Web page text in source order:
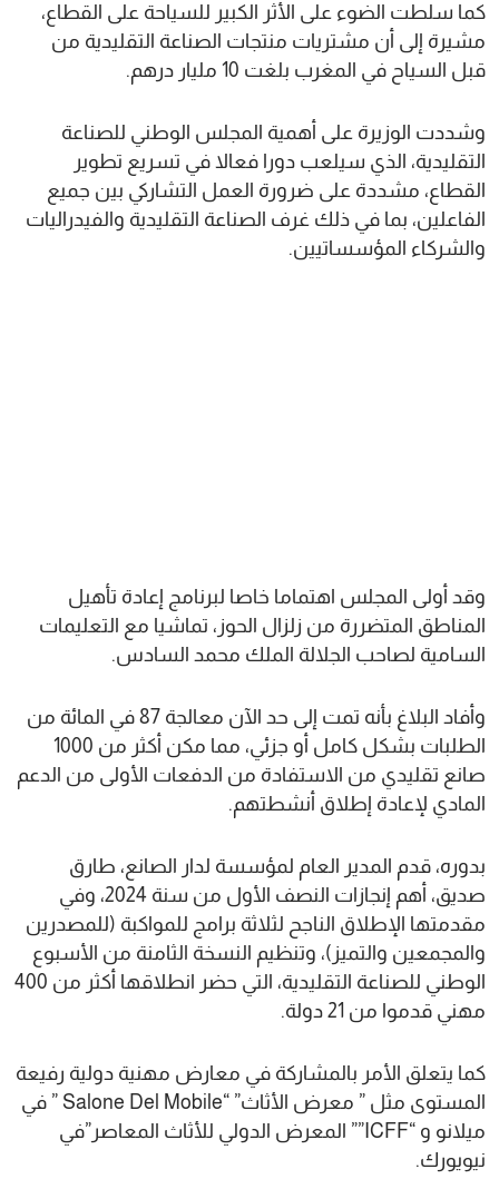
كما سلطت الضوء على الأثر الكبير للسياحة على القطاع،
مشيرة إلى أن مشتريات منتجات الصناعة التقليدية من
قبل السياح في المغرب بلغت 10 مليار درهم.
وشددت الوزيرة على أهمية المجلس الوطني للصناعة
التقليدية، الذي سيلعب دورا فعالا في تسريع تطوير
القطاع، مشددة على ضرورة العمل التشاركي بين جميع
الفاعلين، بما في ذلك غرف الصناعة التقليدية والفيدراليات
والشركاء المؤسساتيين.
وقد أولى المجلس اهتماما خاصا لبرنامج إعادة تأهيل
المناطق المتضررة من زلزال الحوز، تماشيا مع التعليمات
السامية لصاحب الجلالة الملك محمد السادس.
وأفاد البلاغ بأنه تمت إلى حد الآن معالجة 87 في المائة من
الطلبات بشكل كامل أو جزئي، مما مكن أكثر من 1000
صانع تقليدي من الاستفادة من الدفعات الأولى من الدعم
المادي لإعادة إطلاق أنشطتهم.
بدوره، قدم المدير العام لمؤسسة لدار الصانع، طارق
صديق، أهم إنجازات النصف الأول من سنة 2024، وفي
مقدمتها الإطلاق الناجح لثلاثة برامج للمواكبة (للمصدرين
والمجمعين والتميز)، وتنظيم النسخة الثامنة من الأسبوع
الوطني للصناعة التقليدية، التي حضر انطلاقها أكثر من 400
مهني قدموا من 21 دولة.
كما يتعلق الأمر بالمشاركة في معارض مهنية دولية رفيعة
المستوى مثل ” معرض الأثاث” “Salone Del Mobile ” في
ميلانو و “ICFF”” المعرض الدولي للأثاث المعاصر”في
نيويورك.